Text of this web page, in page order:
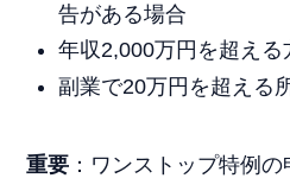
告がある場合
年収2,000万円を超える
副業で20万円を超える
重要 ：ワンストップ特例